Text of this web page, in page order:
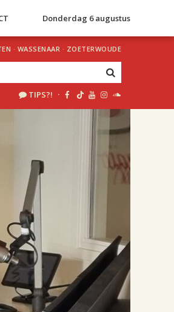
Donderdag 6 augustus
· WASSENAAR · ZOETERWOUDE
TIPS?! ·
uur 1 van 2
Volgend uur